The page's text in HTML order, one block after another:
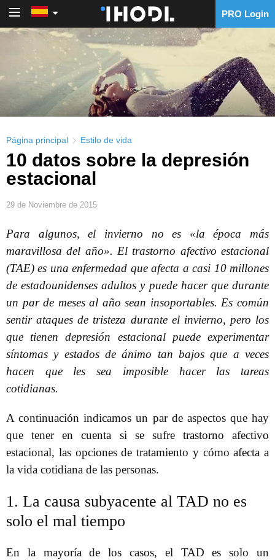
PRO Login
Página principal Estilo de vida
10 datos sobre la depresión
estacional
29 de Noviembre de 2015
Para algunos, el invierno no es «la época más
maravillosa del año». El trastorno afectivo estacional
(TAE) es una enfermedad que afecta a casi 10 millones
de estadounidenses adultos y puede hacer que durante
un par de meses al año sean insoportables. Es común
sentir ataques de tristeza durante el invierno, pero los
que tienen depresión estacional puede experimentar
síntomas y estados de ánimo tan bajos que a veces
hacen que les sea imposible hacer las tareas
cotidianas.
A continuación indicamos un par de aspectos que hay
que tener en cuenta si se sufre trastorno afectivo
estacional, las opciones de tratamiento y cómo afecta a
la vida cotidiana de las personas.
1. La causa subyacente al TAD no es
solo el mal tiempo
En la mayoría de los casos, el TAD es solo un